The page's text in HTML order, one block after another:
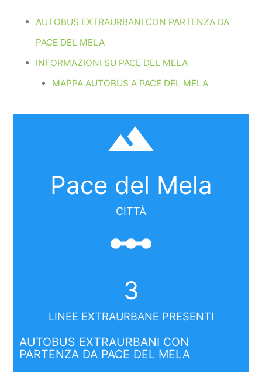
AUTOBUS EXTRAURBANI CON PARTENZA DA
PACE DEL MELA
INFORMAZIONI SU PACE DEL MELA
MAPPA AUTOBUS A PACE DEL MELA
filter_hdr
Pace del Mela
CITTÀ
linear_scale
3
LINEE EXTRAURBANE PRESENTI
AUTOBUS EXTRAURBANI CON
PARTENZA DA PACE DEL MELA